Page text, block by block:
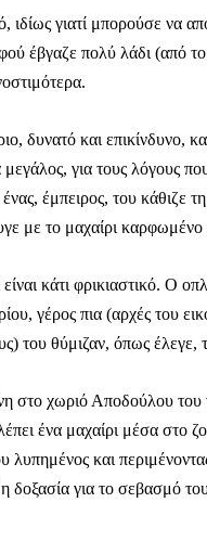
Καθημερινή
Εφημερίδα
ιδίως γιατί μπορούσε να
έβγαζε πολύ λάδι (από
δυνατό και
μεγάλος, για τους
έμπειρος, του κάθιζε
με το μαχαίρι
κάτι φρικιαστικό. Ο
γέρος πια (αρχές του
του θύμιζαν, όπως
στο χωριό Αποδούλου
ένα μαχαίρι μέσα στο
λυπημένος και
δοξασία για το σεβασμό